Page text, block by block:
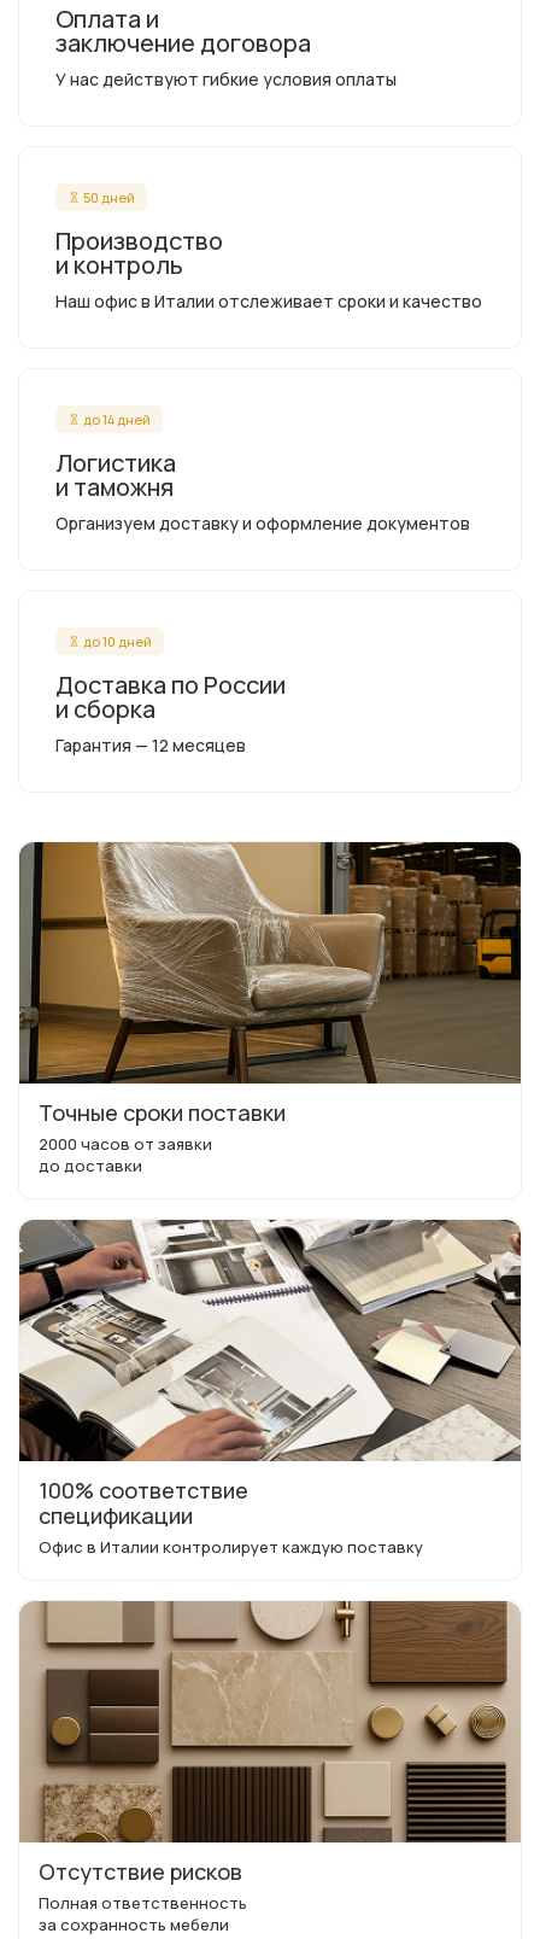
Оплата и
заключение договора
У нас действуют гибкие условия оплаты
50 дней
Производство
и контроль
Наш офис в Италии отслеживает сроки и качество
до 14 дней
Логистика
и таможня
Организуем доставку и оформление документов
до 10 дней
Доставка по России
и сборка
Гарантия — 12 месяцев
Точные сроки поставки
2000 часов от заявки
до доставки
100% соответствие
спецификации
Офис в Италии контролирует каждую поставку
Отсутствие рисков
Полная ответственность
за сохранность мебели